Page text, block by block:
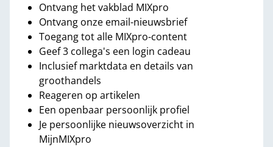
Ontvang het vakblad MIXpro
Ontvang onze email-nieuwsbrief
Toegang tot alle MIXpro-content
Geef 3 collega's een login cadeau
Inclusief marktdata en details van
groothandels
Reageren op artikelen
Een openbaar persoonlijk profiel
Je persoonlijke nieuwsoverzicht in
MijnMIXpro